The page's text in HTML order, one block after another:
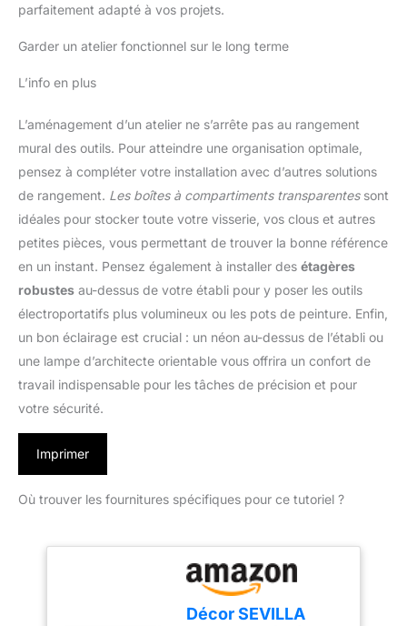
parfaitement adapté à vos projets.
Garder un atelier fonctionnel sur le long terme
L’info en plus
L’aménagement d’un atelier ne s’arrête pas au rangement
mural des outils. Pour atteindre une organisation optimale,
pensez à compléter votre installation avec d’autres solutions
de rangement. Les boîtes à compartiments transparentessont
idéales pour stocker toute votre visserie, vos clous et autres
petites pièces, vous permettant de trouver la bonne référence
en un instant. Pensez également à installer des étagères
robustes au-dessus de votre établi pour y poser les outils
électroportatifs plus volumineux ou les pots de peinture. Enfin,
un bon éclairage est crucial : un néon au-dessus de l’établi ou
une lampe d’architecte orientable vous offrira un confort de
travail indispensable pour les tâches de précision et pour
votre sécurité.
Imprimer
Où trouver les fournitures spécifiques pour ce tutoriel ?
Décor SEVILLA